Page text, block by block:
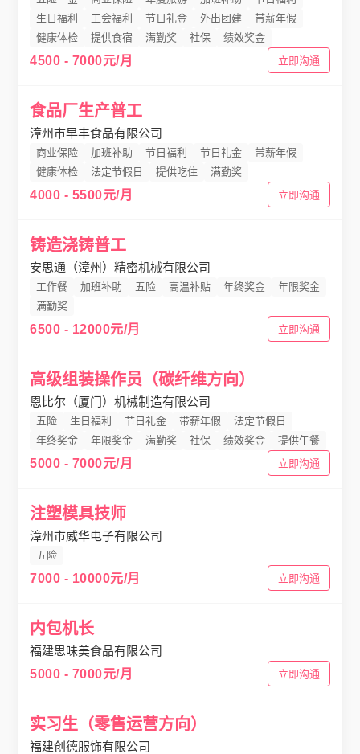
生日福利
工会福利 节日礼金 外出团建
带薪年假
健康体检
提供食宿 满勤奖 社保 绩效奖金
4500 - 7000元/月 立即沟通
食品厂生产普工
漳州市早丰食品有限公司
商业保险 加班补助 节日福利 节日礼金
带薪年假
健康体检
法定节假日 提供吃住 满勤奖
4000 - 5500元/月 立即沟通
铸造浇铸普工
安思通（漳州）精密机械有限公司
工作餐 加班补助 五险 高温补贴 年终奖金
年限奖金
满勤奖
6500 - 12000元/月 立即沟通
高级组装操作员（碳纤维方向）
恩比尔（厦门）机械制造有限公司
五险 生日福利 节日礼金 带薪年假
法定节假日
年终奖金
年限奖金 满勤奖 社保 绩效奖金 提供午餐
5000 - 7000元/月 立即沟通
注塑模具技师
漳州市威华电子有限公司
五险
7000 - 10000元/月 立即沟通
内包机长
福建思味美食品有限公司
5000 - 7000元/月
立即沟通
实习生（零售运营方向）
福建创德服饰有限公司